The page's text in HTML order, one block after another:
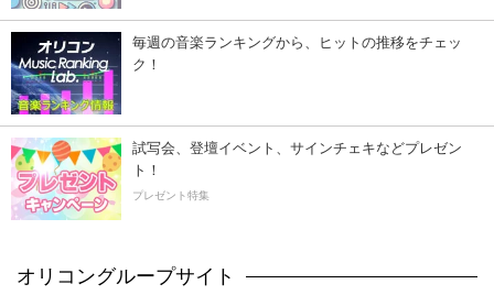
毎週の音楽ランキングから、ヒットの推移をチェッ
ク！
試写会、登壇イベント、サインチェキなどプレゼン
ト！
プレゼント特集
オリコングループサイト